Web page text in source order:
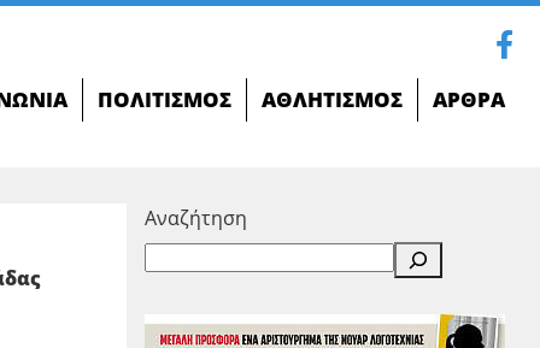
ΠΟΛΙΤΙΣΜΌΣ ΑΘΛΗΤΙΣΜΌΣ ΆΡΘΡΑ
Αναζήτηση